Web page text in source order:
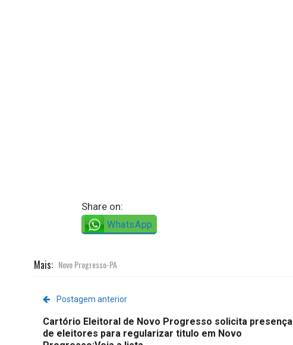
Share on:
WhatsApp
Mais: Novo Progresso-PA
Postagem anterior
Cartório Eleitoral de Novo Progresso solicita presença
de eleitores para regularizar titulo em Novo